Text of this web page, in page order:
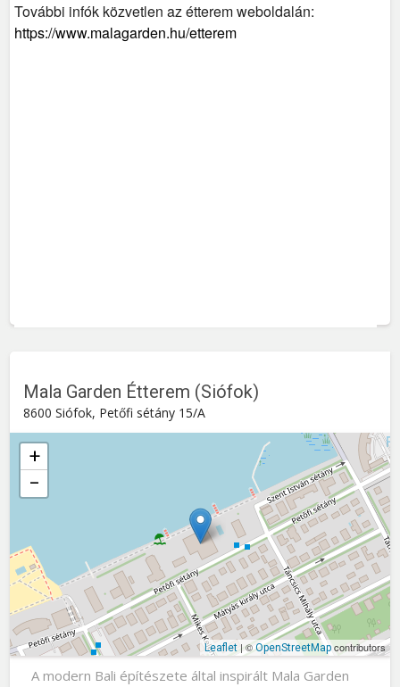
További infók közvetlen az étterem weboldalán:
https://www.malagarden.hu/etterem
Mala Garden Étterem (Siófok)
8600 Siófok, Petőfi sétány 15/A
+
−
Leaflet| ©OpenStreetMapcontributors
Petőfi sétány 15/A , 8600Siófok
A modern Bali építészete által inspirált Mala Garden